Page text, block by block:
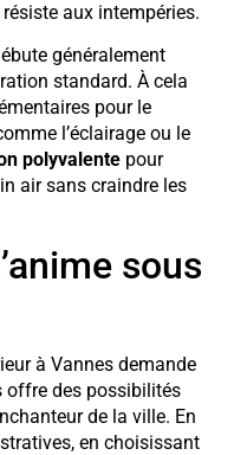
aux intempéries.
généralement
standard. À cela
pour le
l’éclairage ou le
polyvalente pour
air sans craindre les
sous
à Vannes demande
offre des possibilités
de la ville. En
en choisissant